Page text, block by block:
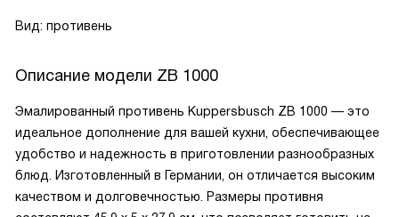
Вид: противень
Описание модели ZB 1000
Эмалированный противень Kuppersbusch ZB 1000 — это
идеальное дополнение для вашей кухни, обеспечивающее
удобство и надежность в приготовлении разнообразных
блюд. Изготовленный в Германии, он отличается высоким
качеством и долговечностью. Размеры противня